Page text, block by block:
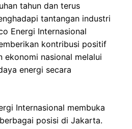
tahun dan terus
tantangan industri
Energi Internasional
kontribusi positif
ekonomi nasional melalui
energi secara
Internasional membuka
posisi di Jakarta.